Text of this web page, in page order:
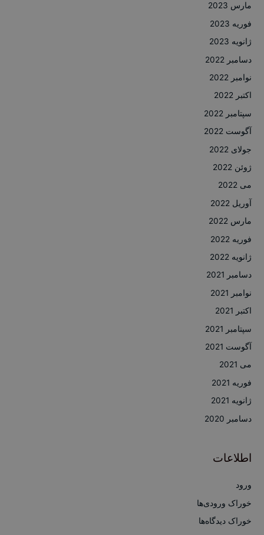
مارس 2023
فوریه 2023
ژانویه 2023
دسامبر 2022
نوامبر 2022
اکتبر 2022
سپتامبر 2022
آگوست 2022
جولای 2022
ژوئن 2022
می 2022
آوریل 2022
مارس 2022
فوریه 2022
ژانویه 2022
دسامبر 2021
نوامبر 2021
اکتبر 2021
سپتامبر 2021
آگوست 2021
می 2021
فوریه 2021
ژانویه 2021
دسامبر 2020
اطلاعات
ورود
خوراک ورودی‌ها
خوراک دیدگاه‌ها